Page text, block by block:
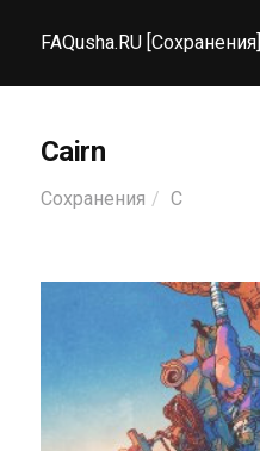
FAQusha.RU [Сохранения]
Cairn
Сохранения C